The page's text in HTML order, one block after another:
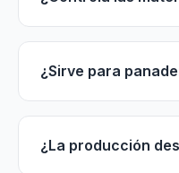
¿Sirve para
¿La producción